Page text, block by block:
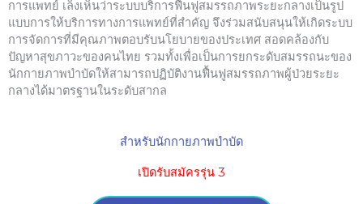
การแพทย์ เล็งเห็นว่าระบบบริการฟื้นฟูสมรรถภาพระยะกลางเป็นรูป
แบบการให้บริการทางการแพทย์ที่สำคัญ จึงร่วมสนับสนุนให้เกิดระบบ
การจัดการที่มีคุณภาพตอบรับนโยบายของประเทศ สอดคล้องกับ
ปัญหาสุขภาวะของคนไทย รวมทั้งเพื่อเป็นการยกระดับสมรรถนะของ
นักกายภาพบำบัดให้สามารถปฏิบัติงานฟื้นฟูสมรรถภาพผู้ป่วยระยะ
กลางได้มาตรฐานในระดับสากล
สำหรับนักกายภาพบำบัด
เปิดรับสมัครรุ่น 3